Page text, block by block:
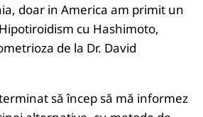
doar in America am primit un
cu Hashimoto,
de la Dr. David
să încep să mă informez